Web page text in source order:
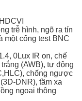
trễ hình, ngõ ra tín
một cổng test BNC
0Lux IR on, chế
(AWB), tự động
chống ngược
DNR), tầm xa
ngoại thông